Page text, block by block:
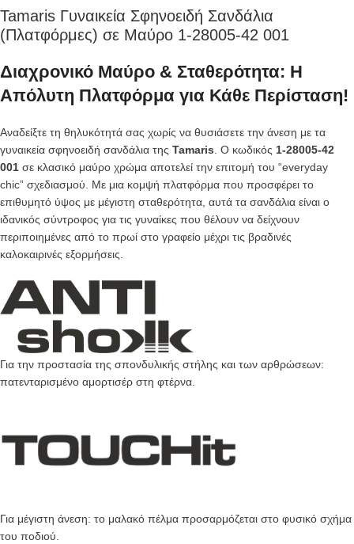
Tamaris Γυναικεία Σφηνοειδή Σανδάλια
(Πλατφόρμες) σε Μαύρο 1-28005-42 001
Διαχρονικό Μαύρο & Σταθερότητα: Η
Απόλυτη Πλατφόρμα για Κάθε Περίσταση!
Αναδείξτε τη θηλυκότητά σας χωρίς να θυσιάσετε την άνεση με τα
γυναικεία σφηνοειδή σανδάλια της Tamaris. Ο κωδικός 1-28005-42
001 σε κλασικό μαύρο χρώμα αποτελεί την επιτομή του “everyday
chic” σχεδιασμού. Με μια κομψή πλατφόρμα που προσφέρει το
επιθυμητό ύψος με μέγιστη σταθερότητα, αυτά τα σανδάλια είναι ο
ιδανικός σύντροφος για τις γυναίκες που θέλουν να δείχνουν
περιποιημένες από το πρωί στο γραφείο μέχρι τις βραδινές
καλοκαιρινές εξορμήσεις.
Για την προστασία της σπονδυλικής στήλης και των αρθρώσεων:
πατενταρισμένο αμορτισέρ στη φτέρνα.
Για μέγιστη άνεση: το μαλακό πέλμα προσαρμόζεται στο φυσικό σχήμα
του ποδιού.